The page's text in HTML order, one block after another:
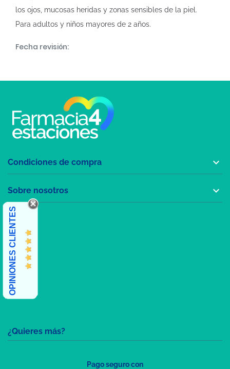
los ojos, mucosas heridas y zonas sensibles de la piel.
Para adultos y niños mayores de 2 años.
Fecha revisión:
¿Quieres más?
Condiciones de compra 
Sobre nosotros 
OPINIONES CLIENTES
Pago seguro con